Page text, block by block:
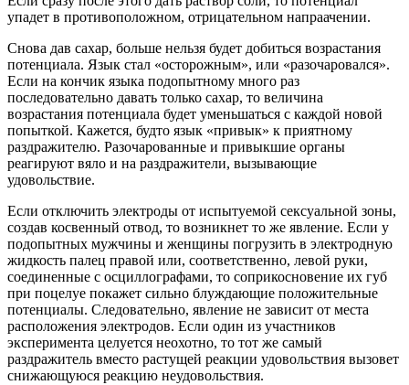
упадет в противоположном, отрицательном напраачении.
Снова дав сахар, больше нельзя будет добиться возрастания
потенциала. Язык стал «осторожным», или «разочаровался».
Если на кончик языка подопытному много раз
последовательно давать только сахар, то величина
возрастания потенциала будет уменьшаться с каждой новой
попыткой. Кажется, будто язык «привык» к приятному
раздражителю. Разочарованные и привыкшие органы
реагируют вяло и на раздражители, вызывающие
удовольствие.
Если отключить электроды от испытуемой сексуальной зоны,
создав косвенный отвод, то возникнет то же явление. Если у
подопытных мужчины и женщины погрузить в электродную
жидкость палец правой или, соответственно, левой руки,
соединенные с осциллографами, то соприкосновение их губ
при поцелуе покажет сильно блуждающие положительные
потенциалы. Следовательно, явление не зависит от места
расположения электродов. Если один из участников
эксперимента целуется неохотно, то тот же самый
раздражитель вместо растущей реакции удовольствия вызовет
снижающуюся реакцию неудовольствия.